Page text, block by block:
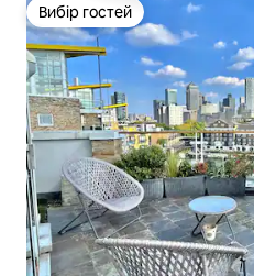
Вибір гостей
Вибір гостей